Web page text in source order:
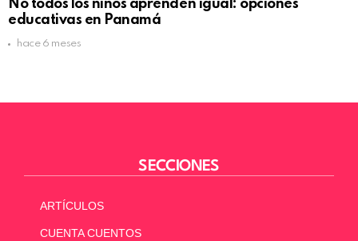
No todos los niños aprenden igual: opciones
educativas en Panamá
hace 6 meses
SECCIONES
ARTÍCULOS
CUENTA CUENTOS